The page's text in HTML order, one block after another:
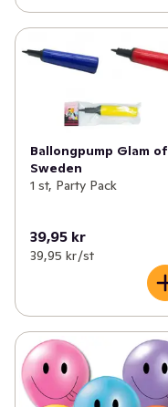
Ballongpump Glam of
Sweden
1 st, Party Pack
39,95 kr
39,95 kr /st